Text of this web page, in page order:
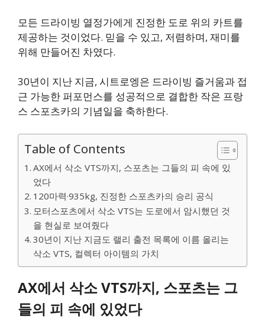
모든 드라이빙 열정가에게 진정한 도로 위의 카트를
제공하는 것이었다. 믿을 수 있고, 저렴하며, 재미를
위해 만들어진 차였다.
30년이 지난 지금, 시트로엥은 드라이빙 즐거움과 접
근 가능한 퍼포먼스를 성공적으로 결합한 작은 프랑
스 스포츠카의 기념일을 축하한다.
Table of Contents
AX에서 삭소 VTS까지, 스포츠는 그들의 피 속에 있
었다
120마력·935kg, 진정한 스포츠카의 승리 공식
모터스포츠에서 삭소 VTS는 도로에서 암시했던 것
을 현실로 보여줬다
30년이 지난 지금도 랠리 출전 목록에 이름 올리는
삭소 VTS, 컬렉터 아이템의 가치
AX에서 삭소 VTS까지, 스포츠는 그
들의 피 속에 있었다